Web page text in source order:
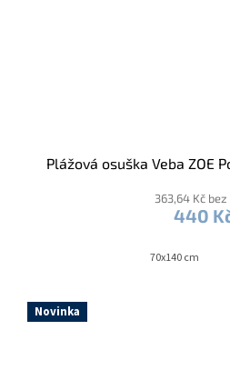
Plážová osuška Veba ZOE
363,64 Kč bez
440
70x140 cm
Novinka